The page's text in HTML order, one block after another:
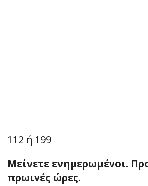
112 ή 199
Μείνετε ενημερωμένοι.
πρωινές ώρες.